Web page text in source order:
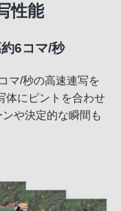
性能
6コマ/秒
マ/秒の高速連写を
体にピントを合わせ
や決定的な瞬間も